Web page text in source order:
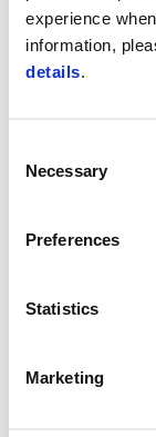
experience
information,
details.
Selection
Necessary
Preferences
Statistics
Marketing